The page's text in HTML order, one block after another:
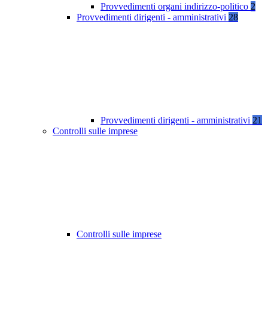
Provvedimenti organi indirizzo-politico 2
Provvedimenti dirigenti - amministrativi 28
Provvedimenti dirigenti - amministrativi 21
Controlli sulle imprese
Controlli sulle imprese